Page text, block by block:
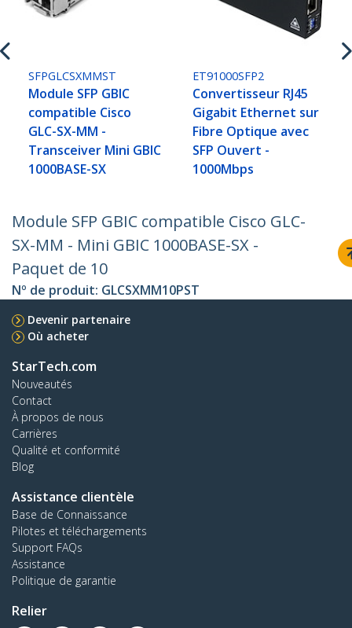
SFPGLCSXMMST
Module SFP GBIC
compatible Cisco
GLC-SX-MM -
Transceiver Mini GBIC
1000BASE-SX
ET91000SFP2
Convertisseur RJ45
Gigabit Ethernet sur
Fibre Optique avec
SFP Ouvert -
1000Mbps
Module SFP GBIC compatible Cisco GLC-
SX-MM - Mini GBIC 1000BASE-SX -
Paquet de 10
Nº de produit: GLCSXMM10PST
Devenir partenaire
Où acheter
StarTech.com
Nouveautés
Contact
À propos de nous
Carrières
Qualité et conformité
Blog
Assistance clientèle
Base de Connaissance
Pilotes et téléchargements
Support FAQs
Assistance
Politique de garantie
Relier